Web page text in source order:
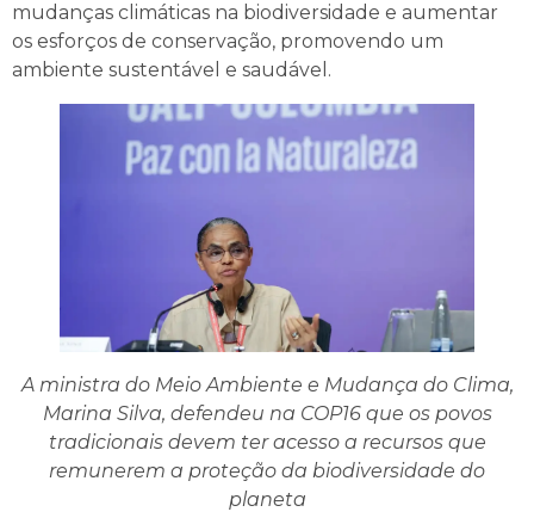
mudanças climáticas na biodiversidade e aumentar
os esforços de conservação, promovendo um
ambiente sustentável e saudável.
A ministra do Meio Ambiente e Mudança do Clima,
Marina Silva, defendeu na COP16 que os povos
tradicionais devem ter acesso a recursos que
remunerem a proteção da biodiversidade do
planeta